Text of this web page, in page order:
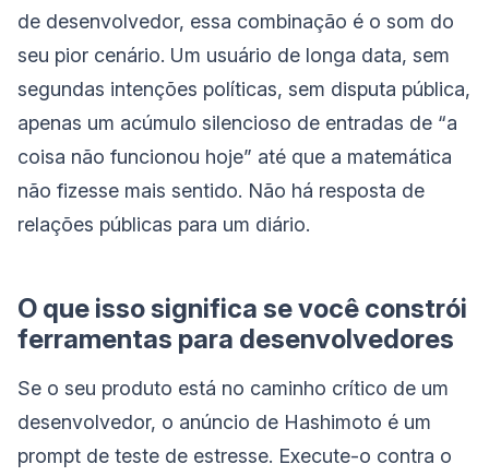
de desenvolvedor, essa combinação é o som do
seu pior cenário. Um usuário de longa data, sem
segundas intenções políticas, sem disputa pública,
apenas um acúmulo silencioso de entradas de “a
coisa não funcionou hoje” até que a matemática
não fizesse mais sentido. Não há resposta de
relações públicas para um diário.
O que isso significa se você constrói
ferramentas para desenvolvedores
Se o seu produto está no caminho crítico de um
desenvolvedor, o anúncio de Hashimoto é um
prompt de teste de estresse. Execute-o contra o